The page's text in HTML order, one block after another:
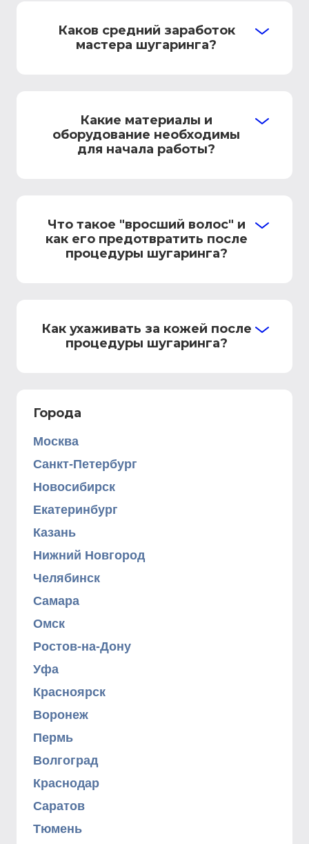
Каков средний заработок
мастера шугаринга?
Какие материалы и
оборудование необходимы
для начала работы?
Что такое "вросший волос" и
как его предотвратить после
процедуры шугаринга?
Как ухаживать за кожей после
процедуры шугаринга?
Города
Москва
Санкт-Петербург
Новосибирск
Екатеринбург
Казань
Нижний Новгород
Челябинск
Самара
Омск
Ростов-на-Дону
Уфа
Красноярск
Воронеж
Пермь
Волгоград
Краснодар
Саратов
Тюмень